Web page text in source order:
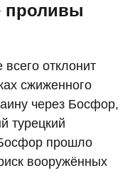
проливы
отклонит
сжиженного
через Босфор,
турецкий
прошло
вооружённых